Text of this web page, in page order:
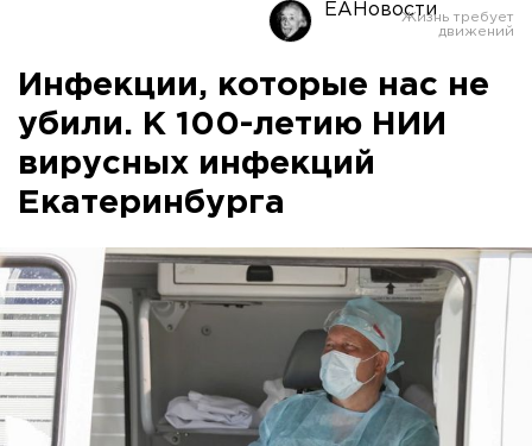
ЕАНовости
Инфекции, которые нас не
убили. К 100-летию НИИ
вирусных инфекций
Екатеринбурга